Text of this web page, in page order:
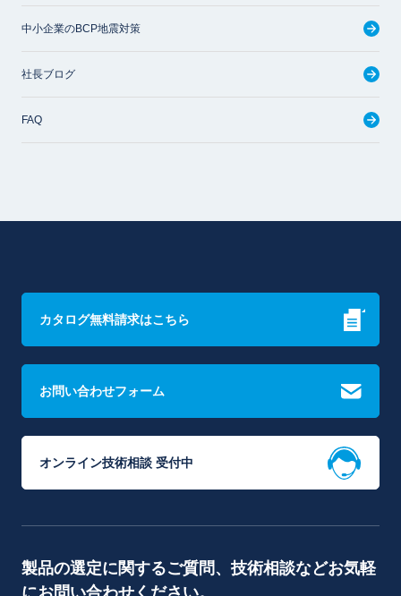
中小企業のBCP地震対策
社長ブログ
FAQ
カタログ無料請求はこちら
お問い合わせフォーム
オンライン技術相談 受付中
製品の選定に関するご質問、技術相談などお気軽
にお問い合わせください。